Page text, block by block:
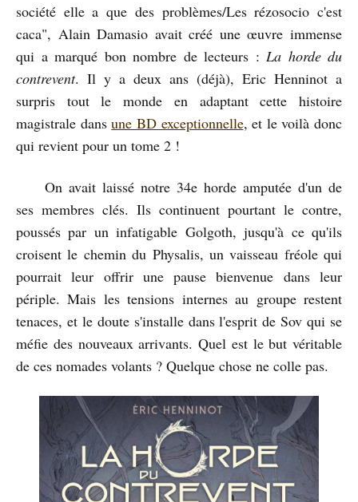
société elle a que des problèmes/Les rézosocio c'est
caca", Alain Damasio avait créé une œuvre immense
qui a marqué bon nombre de lecteurs : La horde du
contrevent. Il y a deux ans (déjà), Eric Henninot a
surpris tout le monde en adaptant cette histoire
magistrale dansune BD exceptionnelle, et le voilà donc
qui revient pour un tome 2 !
On avait laissé notre 34e horde amputée d'un de
ses membres clés. Ils continuent pourtant le contre,
poussés par un infatigable Golgoth, jusqu'à ce qu'ils
croisent le chemin du Physalis, un vaisseau fréole qui
pourrait leur offrir une pause bienvenue dans leur
périple. Mais les tensions internes au groupe restent
tenaces, et le doute s'installe dans l'esprit de Sov qui se
méfie des nouveaux arrivants. Quel est le but véritable
de ces nomades volants ? Quelque chose ne colle pas.